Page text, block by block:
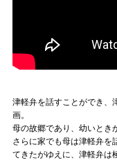
津軽弁を話すことができ、
画。
母の故郷であり、幼いとき
さらに家でも母は津軽弁を
てきたがゆえに、津軽弁は